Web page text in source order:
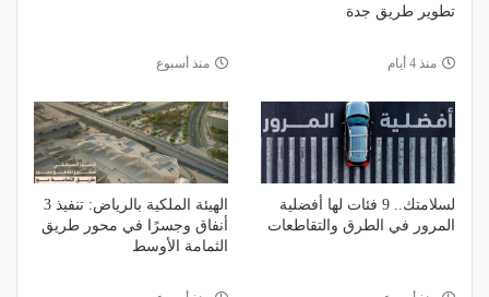
تطوير طريق جدة
منذ 4 أيام منذ أسبوع
لسلامتك.. 9 فئات لها أفضلية
المرور في الطرق والتقاطعات
الهيئة الملكية بالرياض: تنفيذ 3
أنفاق وجسرًا في محور طريق
الثمامة الأوسط